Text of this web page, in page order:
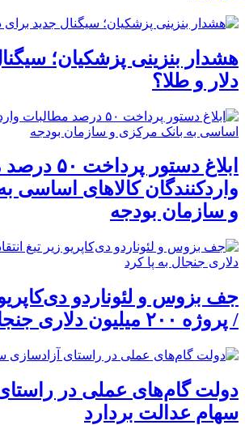
هشدار بنزینی پزشکیان؛
دلار و طلا؟
ابلاغ دستور
واردکنندگان کالاهای اساسی
و سازمان بودجه
جف بزوس و لئوناردو دی‌کاپریو
/ پروژه ۲۰۰ میلیون دلاری جنجال به پا کرد
دولت گام‌های عملی در
سهام عدالت بردارد